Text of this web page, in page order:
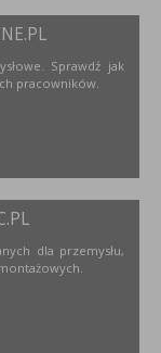
Sprawdź jak
pracowników.
dla przemysłu,